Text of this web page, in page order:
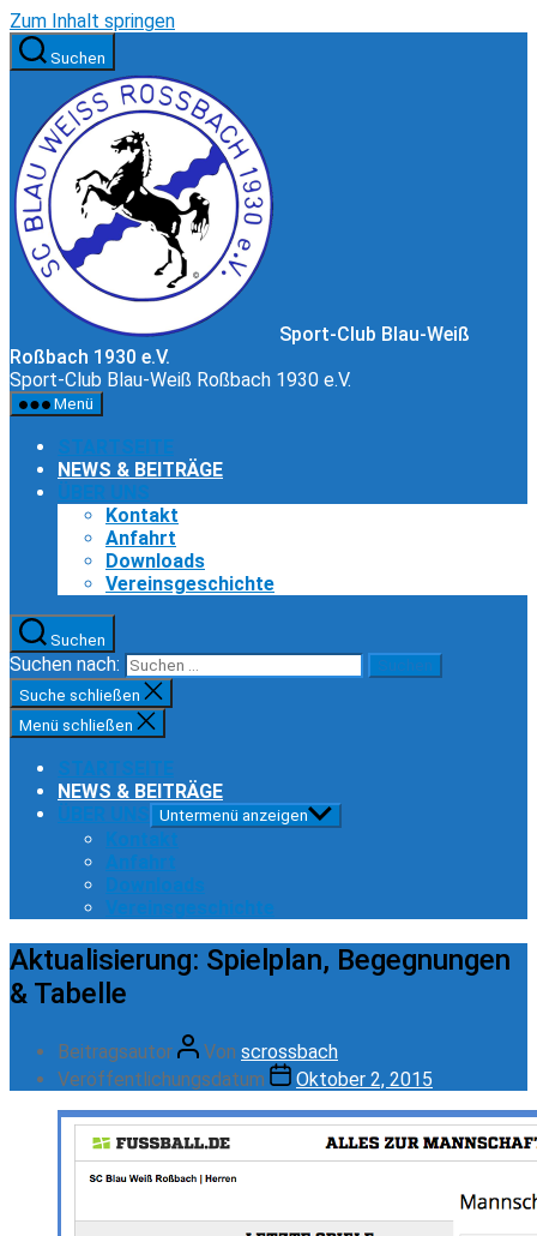
Zum Inhalt springen
Suchen
Sport-Club Blau-Weiß
Roßbach 1930 e.V.
Sport-Club Blau-Weiß Roßbach 1930 e.V.
Menü
STARTSEITE
NEWS & BEITRÄGE
ÜBER UNS
Kontakt
Anfahrt
Downloads
Vereinsgeschichte
Suchen
Suchen nach:
Suche schließen
Menü schließen
STARTSEITE
NEWS & BEITRÄGE
ÜBER UNS Untermenü anzeigen
Kontakt
Anfahrt
Downloads
Vereinsgeschichte
Aktualisierung: Spielplan, Begegnungen
& Tabelle
Beitragsautor Von scrossbach
Veröffentlichungsdatum
Oktober 2, 2015